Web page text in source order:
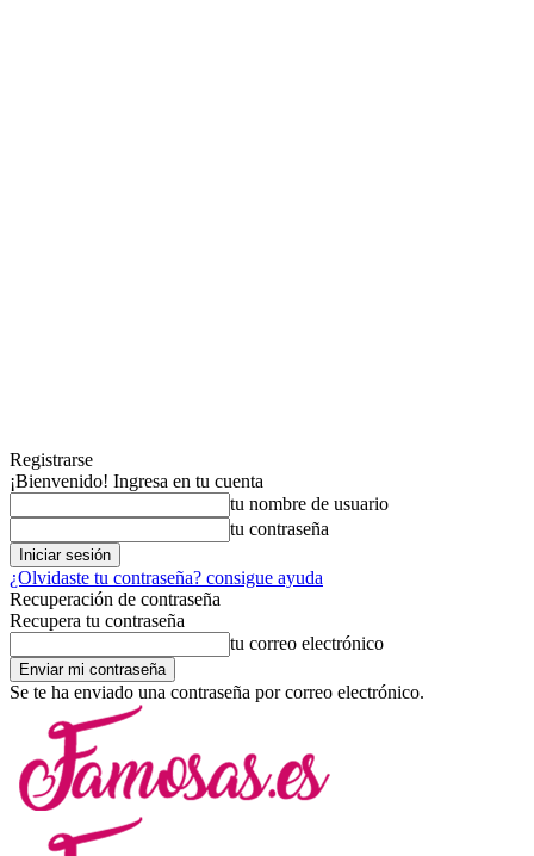
Registrarse
¡Bienvenido! Ingresa en tu cuenta
tu nombre de usuario
tu contraseña
¿Olvidaste tu contraseña? consigue ayuda
Recuperación de contraseña
Recupera tu contraseña
tu correo electrónico
Se te ha enviado una contraseña por correo electrónico.